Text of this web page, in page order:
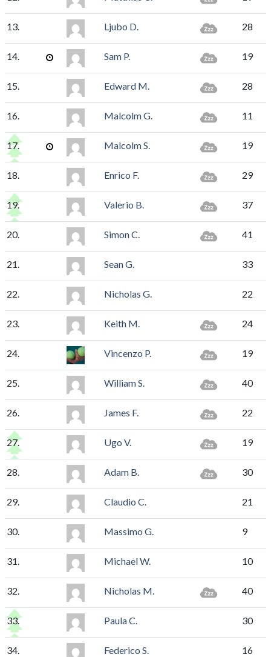
13. Ljubo D. 28
14. Sam P. 19
15. Edward M. 28
16. Malcolm G. 11
17. Malcolm S. 19
18. Enrico F. 29
19. Valerio B. 37
20. Simon C. 41
21. Sean G. 33
22. Nicholas G. 22
23. Keith M. 24
24. Vincenzo P. 19
25. William S. 40
26. James F. 22
27. Ugo V. 19
28. Adam B. 30
29. Claudio C. 21
30. Massimo G. 9
31. Michael W. 10
32. Nicholas M. 40
33. Paula C. 30
34. Federico S. 16